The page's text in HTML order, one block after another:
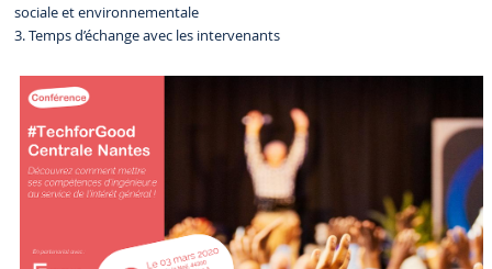
sociale et environnementale
3. Temps d’échange avec les intervenants